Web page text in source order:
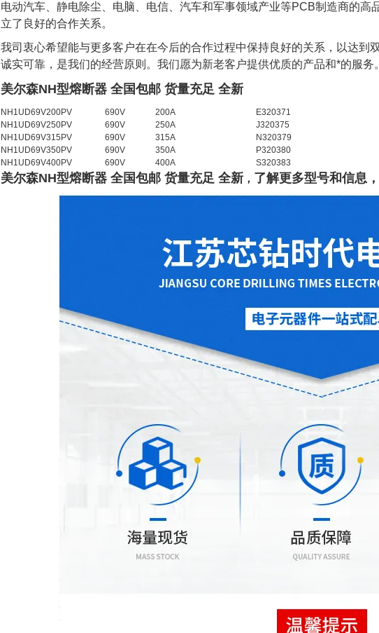
电动汽车、静电除尘、电脑、电信、汽车和军事领域产业等PCB制造商的
立了良好的合作关系。
我司衷心希望能与更多客户在在今后的合作过程中保持良好的关系，以达到
诚实可靠，是我们的经营原则。我们愿为新老客户提供优质的产品和*的服务
美尔森NH型熔断器 全国包邮 货量充足 全新
NH1UD69V200PV 690V 200A
E320371
NH1UD69V250PV
690V 250A
J320375
NH1UD69V315PV
690V 315A
N320379
NH1UD69V350PV
690V 350A
P320380
NH1UD69V400PV
690V 400A S320383
美尔森NH型熔断器 全国包邮 货量充足 全新 ， 了解更多型号和信息